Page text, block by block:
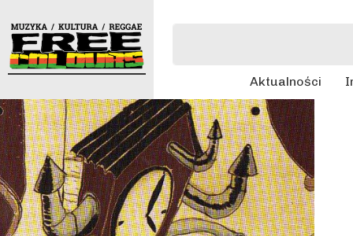
Aktualności